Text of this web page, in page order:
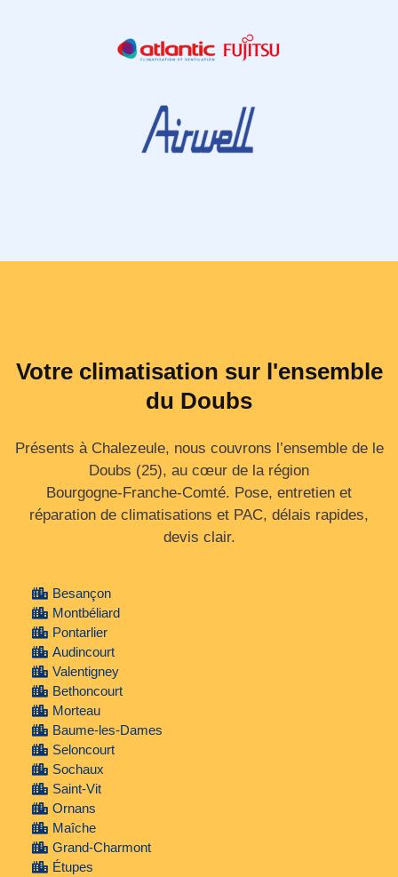
Votre climatisation sur l'ensemble
du Doubs
Présents à Chalezeule, nous couvrons l’ensemble de le
Doubs (25), au cœur de la région
Bourgogne‑Franche‑Comté. Pose, entretien et
réparation de climatisations et PAC, délais rapides,
devis clair.
Besançon
Montbéliard
Pontarlier
Audincourt
Valentigney
Bethoncourt
Morteau
Baume-les-Dames
Seloncourt
Sochaux
Saint-Vit
Ornans
Maîche
Grand-Charmont
Étupes